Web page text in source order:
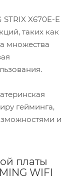
STRIX X670E-E
таких как
множества
гейминга,
и
платы
WIFI